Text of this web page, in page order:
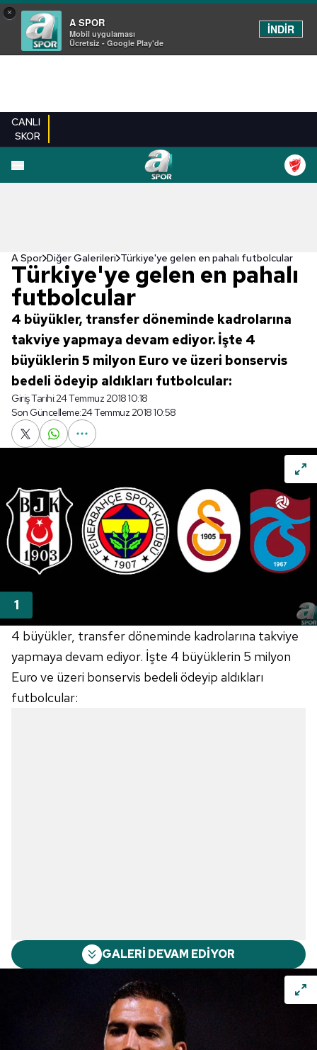
×
A SPOR
Mobil uygulaması
Ücretsiz - Google Play'de
İNDİR
CANLI
SKOR
EN YENILER
A Spor Diğer Galerileri Türkiye'ye gelen en pahalı futbolcular
Türkiye'ye gelen en pahalı
futbolcular
4 büyükler, transfer döneminde kadrolarına
takviye yapmaya devam ediyor. İşte 4
büyüklerin 5 milyon Euro ve üzeri bonservis
bedeli ödeyip aldıkları futbolcular:
Giriş Tarihi:24 Temmuz 2018 10:18
Son Güncelleme:24 Temmuz 2018 10:58
4 büyükler, transfer döneminde kadrolarına takviye
yapmaya devam ediyor. İşte 4 büyüklerin 5 milyon
Euro ve üzeri bonservis bedeli ödeyip aldıkları
futbolcular:
GALERİ DEVAM EDİYOR